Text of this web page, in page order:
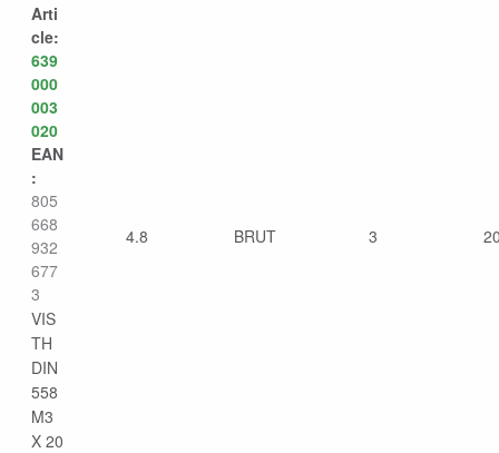
Arti
cle:
639
000
003
020
EAN
:
805
668
932
677
3
VIS
TH
DIN
558
M3
X 20
4.8 BRUT 3